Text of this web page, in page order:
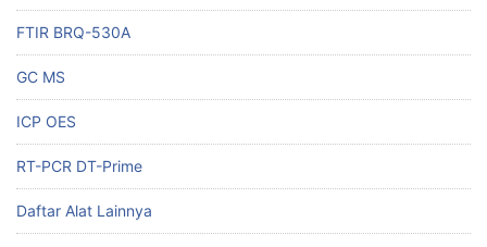
FTIR BRQ-530A
GC MS
ICP OES
RT-PCR DT-Prime
Daftar Alat Lainnya